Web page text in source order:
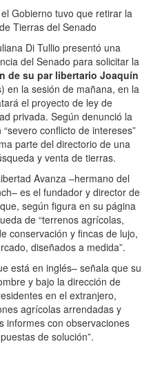
Gobierno tuvo que retirar la
Tierras del Senado
Di Tullio presentó una
del Senado para solicitar la
de su par libertario Joaquín
en la sesión de mañana, en la
el proyecto de ley de
privada. Según denunció la
conflicto de intereses”
parte del directorio de una
y venta de tierras.
Avanza –hermano del
es el fundador y director de
según figura en su página
de “terrenos agrícolas,
conservación y fincas de lujo,
diseñados a medida”.
está en inglés– señala que su
y bajo la dirección de
en el extranjero,
agrícolas arrendadas y
informes con observaciones
de solución”.